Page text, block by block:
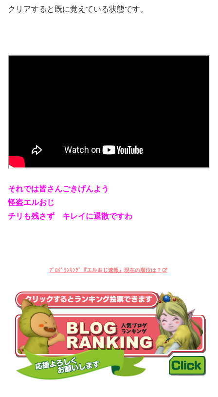
クリアすると既に覚えている状態です。
それでは皆さんごきげんよう
怪盗エルおじ
チリも残さず キレイに退散ですわ
ﾌﾞﾛｸﾞﾗﾝｷﾝｸﾞ『エルおじ速報』現在の順位は？